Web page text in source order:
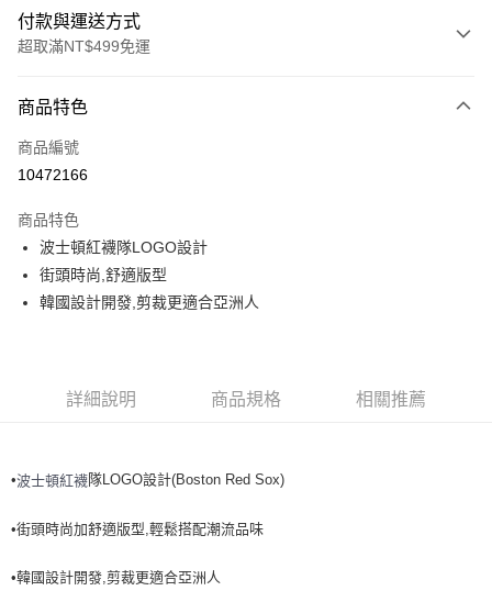
付款與運送方式
超取滿NT$499免運
信用卡一次付款
超商取貨付款
Apple Pay
街口支付
全家取貨付款<未取貨列黑名單/不支援離島取退>
全家取貨<不支援離島取退>
每筆NT$60，滿NT$499(含以上)免運費
商品特色
商品編號
10472166
商品特色
波士頓紅襪隊LOGO設計
街頭時尚,舒適版型
韓國設計開發,剪裁更適合亞洲人
詳細說明 商品規格 相關推薦
•波士頓紅襪隊LOGO設計(Boston Red Sox)
•街頭時尚加舒適版型,輕鬆搭配潮流品味
•韓國設計開發,剪裁更適合亞洲人